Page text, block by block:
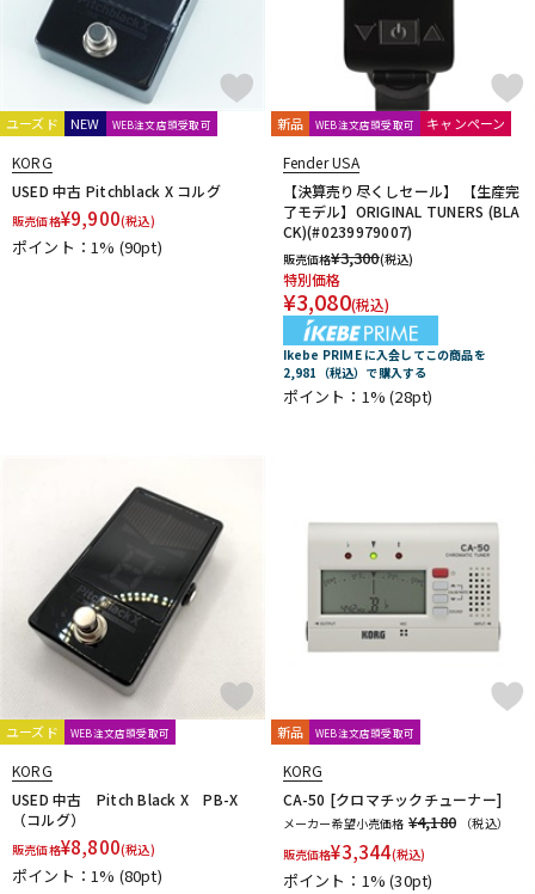
ONE PERCENT
ONE'S WAY ORB
ORCAS
ORTEGA
Ovaltone Oyaide P.R.S.
Parksons
Performance PERRI'S Peterson
PICK BOY
PLANET WAVES
Pluginz Keychains
POWERbreathe
Pro-co prohands
PROPIK
Providence
R.Cocco
Rattlesnake Cable
Raw Vintage
RENEGADE
Reunion Blues
Richter Straps
Rick Rock Picks
RIGHTON STRAPS
RIVER FORD
Roadie
ROMBO
Ron Ellis Pickups
Sadowsky Guitars Sago
SAVAREZ
SIT SKB
Solid Bond
SOLID CABLES
SONOTONE
Souldier Strap
Spanish Moon SpiceNote
Spider Capo
Stack
STARTECH Stetsbar
stokyo
Suhr Guitars
Sunhayato SUNRISE Sustainiac
SUZUKI
Switch Custom Guitars
TAMA
TAURUS ARMY
TAYLOR
tc electronic Thalia Capo
Thomastik-Infeld
ThroBak Electronics
TINYBOY
TODA GUITARS
TOKAI Tom Anderson TOMBO
Toneism Pickups
TOUGH-TX
TRUE DYNA
trumpet station TUNE
Turtle Wax
TV Jones
V-Z
Van Damme Vega-Trem
VeroCity Effects Pedals
ユーズド NEW WEB注文店頭受取可
KORG
USED 中古 Pitchblack X コルグ
販売価格¥9,900(税込)
ポイント：1% (90pt)
新品 WEB注文店頭受取可 キャンペーン
Fender USA
【決算売り尽くしセール】 【生産完
了モデル】ORIGINAL TUNERS (BLA
CK)(#0239979007)
販売価格¥3,300(税込)
特別価格
¥3,080(税込)
Ikebe PRIME に入会してこの商品を
2,981（税込）で購入する
ポイント：1%(28pt)
ユーズド WEB注文店頭受取可
KORG
USED 中古 Pitch Black X PB-X
（コルグ）
販売価格¥8,800(税込)
ポイント：1% (80pt)
新品 WEB注文店頭受取可
KORG
CA-50 [クロマチックチューナー]
メーカー希望小売価格 ¥4,180
（税込）
販売価格¥3,344(税込)
ポイント：1%(30pt)